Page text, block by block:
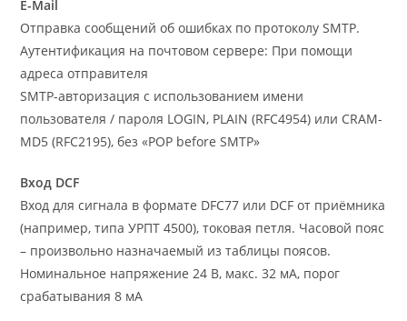
E-Mail
Отправка сообщений об ошибках по протоколу SMTP.
Аутентификация на почтовом сервере: При помощи
адреса отправителя
SMTP-авторизация с использованием имени
пользователя / пароля LOGIN, PLAIN (RFC4954) или CRAM-
MD5 (RFC2195), без «POP before SMTP»
Вход DCF
Вход для сигнала в формате DFC77 или DCF от приёмника
(например, типа УРПТ 4500), токовая петля. Часовой пояс
– произвольно назначаемый из таблицы поясов.
Номинальное напряжение 24 В, макс. 32 мА, порог
срабатывания 8 мА